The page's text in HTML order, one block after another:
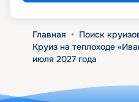
Главная • Поиск
Круиз на теплоходе
июля 2027 года